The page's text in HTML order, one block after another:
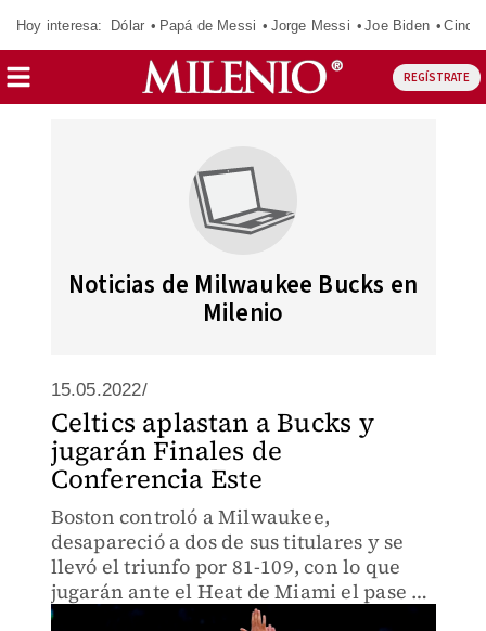
Hoy interesa: Dólar Papá de Messi Jorge Messi Joe Biden
REGÍSTRATE
Noticias de Milwaukee Bucks en
Milenio
15.05.2022/
Celtics aplastan a Bucks y
jugarán Finales de
Conferencia Este
Boston controló a Milwaukee,
desapareció a dos de sus titulares y se
llevó el triunfo por 81-109, con lo que
jugarán ante el Heat de Miami el pase a
las Finales de la NBA